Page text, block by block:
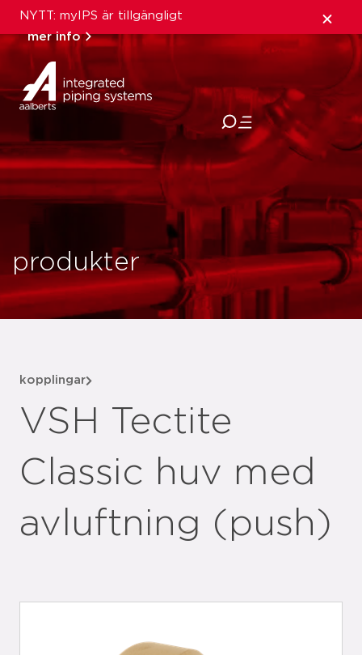
NYTT: myIPS är tillgängligt
mer info
stäng
produkter
kopplingar
VSH Tectite
Classic huv med
avluftning (push)